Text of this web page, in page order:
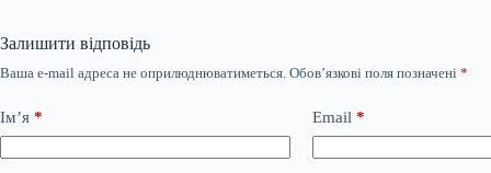
Залишити відповідь
Ваша e-mail адреса не оприлюднюватиметься. Обов’язкові поля позначені *
Ім’я * Email *